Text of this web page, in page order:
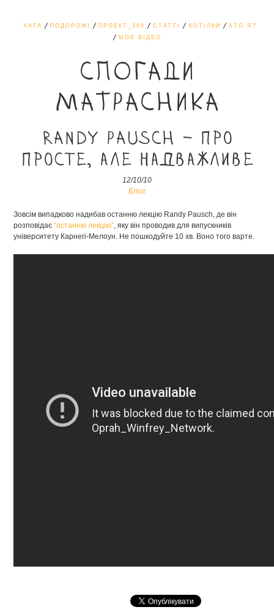
ХАТА ПОДОРОЖІ ПРОЕКТ_365 СТАТТІ ХОТІЛКИ
ХТО Я?
МОЄ ВІДЕО
СПОГАДИ
МАТРАСНИКА
Randy Pausch – про
просте, але надважливе
12/10/10
Блог
Зовсім випадково надибав останню лекцію Randy Pausch, де він
розповідає“останню лекцію”, яку він проводив для випускників
університету Карнегі-Мелоун. Не пошкодуйте 10 хв. Воно того варте.